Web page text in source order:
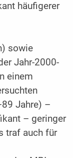
häufigerer
sowie
Jahr-2000-
einem
Jahre) –
– geringer
traf auch für